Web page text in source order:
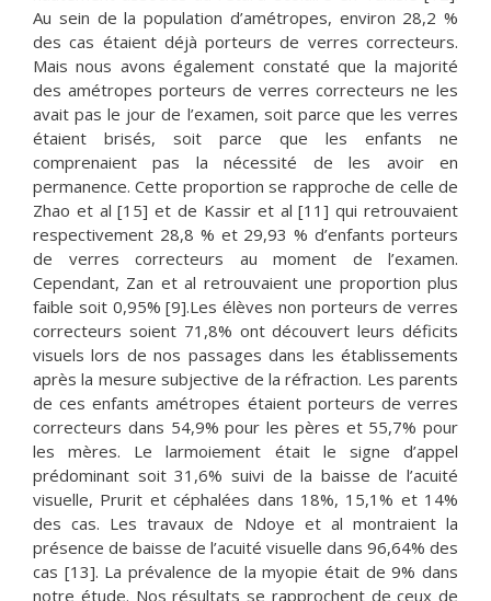
Au sein de la population d’amétropes, environ 28,2 %
des cas étaient déjà porteurs de verres correcteurs.
Mais nous avons également constaté que la majorité
des amétropes porteurs de verres correcteurs ne les
avait pas le jour de l’examen, soit parce que les verres
étaient brisés, soit parce que les enfants ne
comprenaient pas la nécessité de les avoir en
permanence. Cette proportion se rapproche de celle de
Zhao et al [15] et de Kassir et al [11] qui retrouvaient
respectivement 28,8 % et 29,93 % d’enfants porteurs
de verres correcteurs au moment de l’examen.
Cependant, Zan et al retrouvaient une proportion plus
faible soit 0,95% [9].Les élèves non porteurs de verres
correcteurs soient 71,8% ont découvert leurs déficits
visuels lors de nos passages dans les établissements
après la mesure subjective de la réfraction. Les parents
de ces enfants amétropes étaient porteurs de verres
correcteurs dans 54,9% pour les pères et 55,7% pour
les mères. Le larmoiement était le signe d’appel
prédominant soit 31,6% suivi de la baisse de l’acuité
visuelle, Prurit et céphalées dans 18%, 15,1% et 14%
des cas. Les travaux de Ndoye et al montraient la
présence de baisse de l’acuité visuelle dans 96,64% des
cas [13]. La prévalence de la myopie était de 9% dans
notre étude. Nos résultats se rapprochent de ceux de